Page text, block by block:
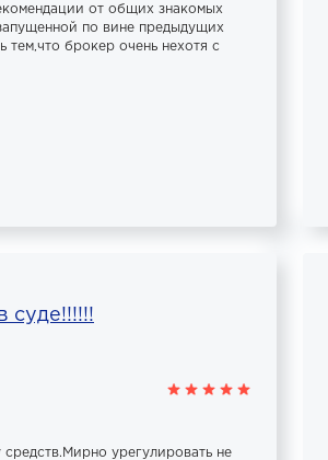
от общих знакомых
по вине предыдущих
тем,что брокер очень нехотя с
суде!!!!!!
урегулировать не